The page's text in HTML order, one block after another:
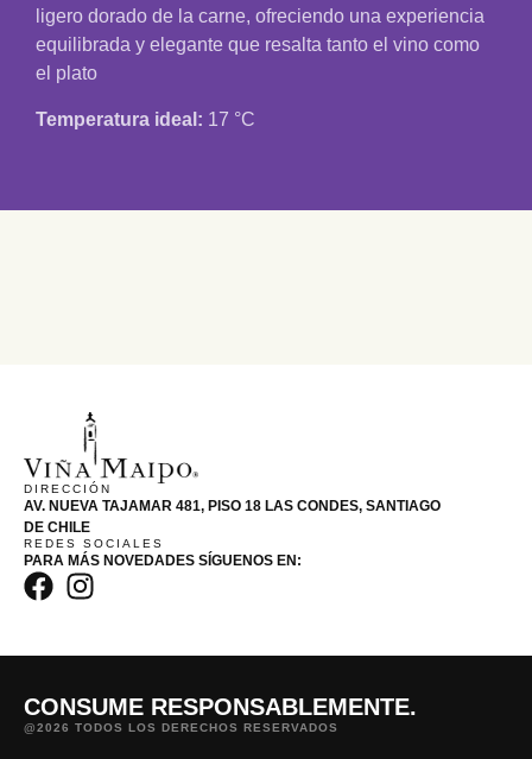
ligero dorado de la carne, ofreciendo una experiencia
equilibrada y elegante que resalta tanto el vino como
el plato
Temperatura ideal: 17 °C
DIRECCIÓN
AV. NUEVA TAJAMAR 481, PISO 18 LAS CONDES, SANTIAGO
DE CHILE
REDES SOCIALES
PARA MÁS NOVEDADES SÍGUENOS EN:
CONSUME RESPONSABLEMENTE.
@2026 TODOS LOS DERECHOS RESERVADOS